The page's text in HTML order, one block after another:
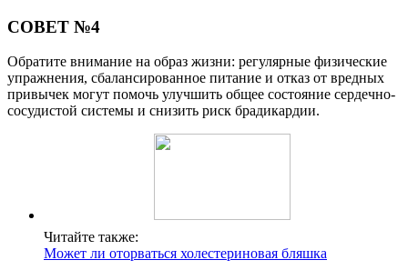
СОВЕТ №4
Обратите внимание на образ жизни: регулярные физические
упражнения, сбалансированное питание и отказ от вредных
привычек могут помочь улучшить общее состояние сердечно-
сосудистой системы и снизить риск брадикардии.
Читайте также:
Может ли оторваться холестериновая бляшка